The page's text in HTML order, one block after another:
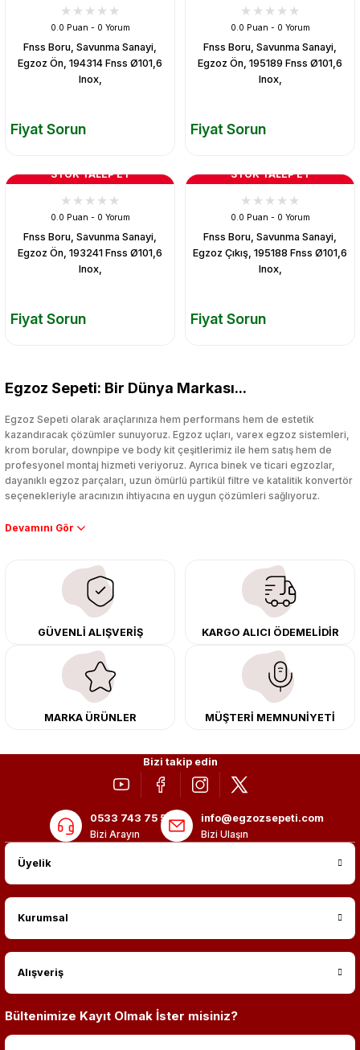
0.0 Puan - 0 Yorum
Fnss Boru, Savunma Sanayi,
Egzoz Ön, 194314 Fnss Ø101,6
Inox,
Fiyat Sorun
0.0 Puan - 0 Yorum
Fnss Boru, Savunma Sanayi,
Egzoz Ön, 195189 Fnss Ø101,6
Inox,
Fiyat Sorun
STOK TALEP ET
0.0 Puan - 0 Yorum
Fnss Boru, Savunma Sanayi,
Egzoz Ön, 193241 Fnss Ø101,6
Inox,
Fiyat Sorun
STOK TALEP ET
0.0 Puan - 0 Yorum
Fnss Boru, Savunma Sanayi,
Egzoz Çıkış, 195188 Fnss Ø101,6
Inox,
Fiyat Sorun
Egzoz Sepeti: Bir Dünya Markası...
Egzoz Sepeti olarak araçlarınıza hem performans hem de estetik
kazandıracak çözümler sunuyoruz. Egzoz uçları, varex egzoz sistemleri,
krom borular, downpipe ve body kit çeşitlerimiz ile hem satış hem de
profesyonel montaj hizmeti veriyoruz. Ayrıca binek ve ticari egzozlar,
dayanıklı egzoz parçaları, uzun ömürlü partikül filtre ve katalitik konvertör
seçenekleriyle aracınızın ihtiyacına en uygun çözümleri sağlıyoruz.
Performans artışı isteyen sürücüler için özel performans egzozları ve
çıkma orijinal ürünler ile yenileyebilir, body kit uygulamalarıyla aracınızın
tasarımını ve aerodinamisini üst seviyeye taşıyabilirsiniz.
Tüm ürünlerimiz orijinal, dayanıklı ve uzun ömürlüdür. İstanbul’daki montaj
merkezimizde profesyonel montaj yapıyor, Türkiye’nin her yerine güvenli
kargo ile teslimat gerçekleştiriyoruz. Aracınıza değer katmak için doğru
adres: Egzoz Sepeti.
GÜVENLİ ALIŞVERİŞ KARGO ALICI ÖDEMELİDİR
MARKA ÜRÜNLER MÜŞTERİ MEMNUNİYETİ
Bizi takip edin
0533 743 75 56
Bizi Arayın
info@egzozsepeti.com
Bizi Ulaşın
Üyelik
Kurumsal
Alışveriş
Bültenimize Kayıt Olmak İster misiniz?